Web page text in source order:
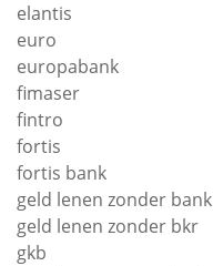
elantis
euro
europabank
fimaser
fintro
fortis
fortis bank
geld lenen zonder bank
geld lenen zonder bkr
gkb